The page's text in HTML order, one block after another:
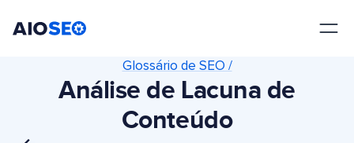
Glossário de SEO /
Análise de Lacuna de
Conteúdo